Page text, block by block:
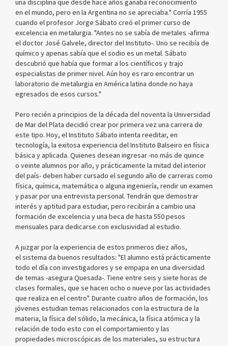
una disciplina que desde hace años ganaba reconocimiento
en el mundo, pero en la Argentina no se apreciaba." Corría 1955
cuando el profesor Jorge Sábato creó el primer curso de
excelencia en metalurgia. "Antes no se sabía de metales -afirma
el doctor José Galvele, director del Instituto-. Uno se recibía de
químico y apenas sabía que el sodio es un metal. Sábato
descubrió que había que formar a los científicos y trajo
especialistas de primer nivel. Aún hoy es raro encontrar un
laboratorio de metalurgia en América latina donde no haya
egresados de esos cursos."
Pero recién a principios de la década del noventa la Universidad
de Mar del Plata decidió crear por primera vez una carrera de
este tipo. Hoy, el Instituto Sábato intenta reeditar, en
tecnología, la exitosa experiencia del Instituto Balseiro en física
básica y aplicada. Quienes desean ingresar -no más de quince
o veinte alumnos por año, y prácticamente la mitad del interior
del país- deben haber cursado el segundo año de carreras como
física, química, matemática o alguna ingeniería, rendir un examen
y pasar por una entrevista personal. Tendrán que demostrar
interés y aptitud para estudiar, pero recibirán a cambio una
formación de excelencia y una beca de hasta 550 pesos
mensuales para dedicarse con exclusividad al estudio.
A juzgar por la experiencia de estos primeros diez años,
el sistema da buenos resultados: "El alumno está prácticamente
todo el día con investigadores y se empapa en una diversidad
de temas -asegura Quesada-. Tiene entre seis y siete horas de
clases formales, que se hacen ocho o nueve por las actividades
que realiza en el centro". Durante cuatro años de formación, los
jóvenes estudian temas relacionados con la estructura de la
materia, la física del sólido, la mecánica, la física atómica y la
relación de todo esto con el comportamiento y las
propiedades microscópicas de los materiales, su estructura